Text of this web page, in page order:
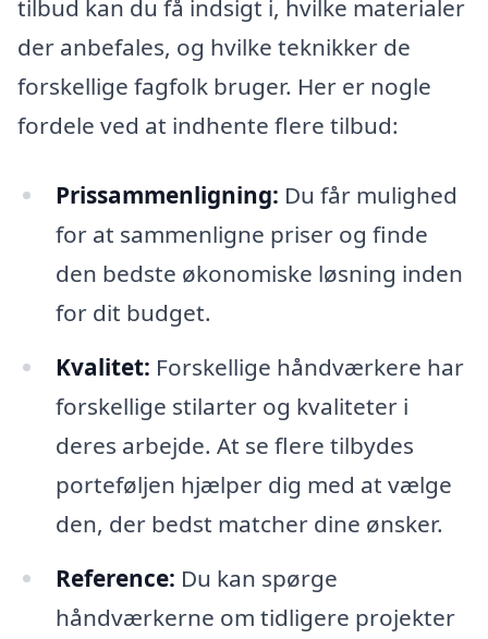
tilbud kan du få indsigt i, hvilke materialer
der anbefales, og hvilke teknikker de
forskellige fagfolk bruger. Her er nogle
fordele ved at indhente flere tilbud:
Prissammenligning: Du får mulighed
for at sammenligne priser og finde
den bedste økonomiske løsning inden
for dit budget.
Kvalitet: Forskellige håndværkere har
forskellige stilarter og kvaliteter i
deres arbejde. At se flere tilbydes
porteføljen hjælper dig med at vælge
den, der bedst matcher dine ønsker.
Reference: Du kan spørge
håndværkerne om tidligere projekter